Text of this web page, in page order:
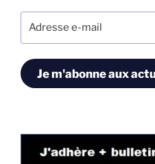
Je m'abonne aux